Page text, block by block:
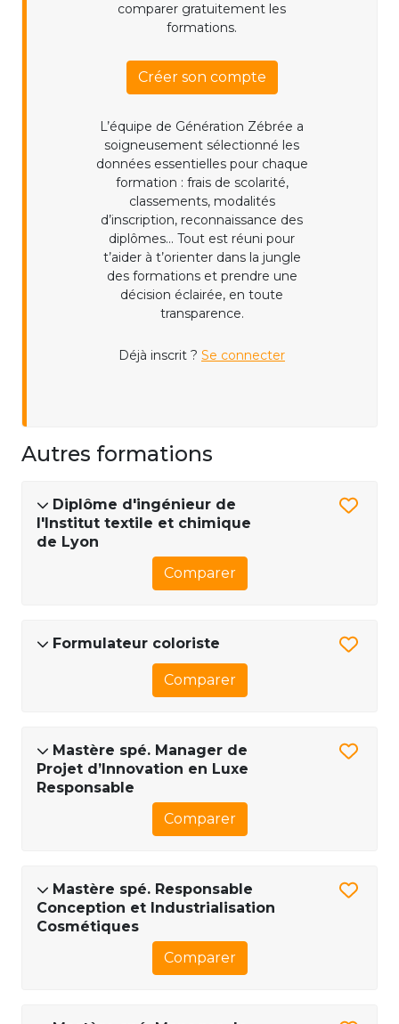
comparer gratuitement les
formations.
Créer son compte
L’équipe de Génération Zébrée a
soigneusement sélectionné les
données essentielles pour chaque
formation : frais de scolarité,
classements, modalités
d’inscription, reconnaissance des
diplômes... Tout est réuni pour
t’aider à t’orienter dans la jungle
des formations et prendre une
décision éclairée, en toute
transparence.
Déjà inscrit ? Se connecter
Autres formations
Diplôme d'ingénieur de
l'Institut textile et chimique
de Lyon
Comparer
Formulateur coloriste
Comparer
Mastère spé. Manager de
Projet d’Innovation en Luxe
Responsable
Comparer
Mastère spé. Responsable
Conception et Industrialisation
Cosmétiques
Comparer